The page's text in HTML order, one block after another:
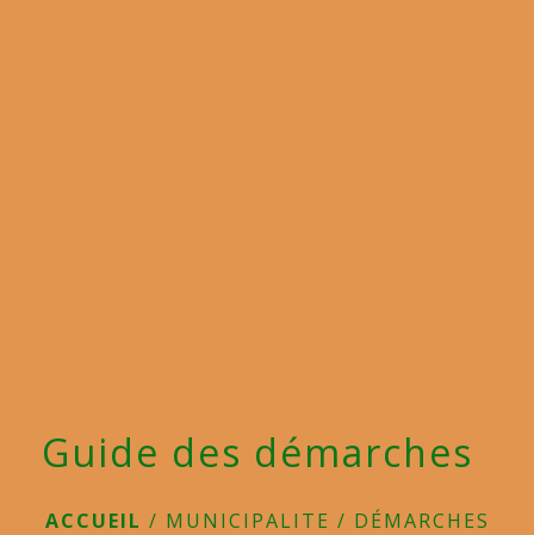
Guide des démarches
ACCUEIL / MUNICIPALITE / DÉMARCHES